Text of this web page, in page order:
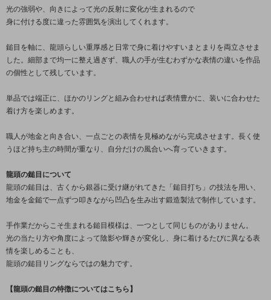
光の強弱や、向きによって光の反射に変化が生まれるので
身に付ける度に違った雰囲気を演出してくれます。
鎚目を軸に、龍頭らしい重厚感と日常で身に着けやすいまとまりを両立させま
した。細部まで均一に整え過ぎず、職人の手が生むわずかな表情の違いを作品
の個性として残しています。
単品では端正に、ほかのリングと組み合わせれば表情豊かに、装いに合わせた
着け方を楽しめます。
職人が地金と向き合い、一点ごとの表情を見極めながら完成させます。長く使
うほど持ち主の時間が重なり、自分だけの風合いへ育っていきます。
龍頭の鎚目について
龍頭の鎚目は、古くから銀器に受け継がれてきた「鎚目打ち」の技法を用い、
地金を金鎚で一点ずつ叩きながら凹凸を生み出す鍛造製法で制作しています。
手作業だからこそ生まれる鎚目模様は、一つとして同じものがありません。
光の当たり方や角度によって陰影や輝きが変化し、身に着けるたびに異なる表
情を楽しめることも、
龍頭の鎚目リングならではの魅力です。
【龍頭の鎚目の特徴についてはこちら】